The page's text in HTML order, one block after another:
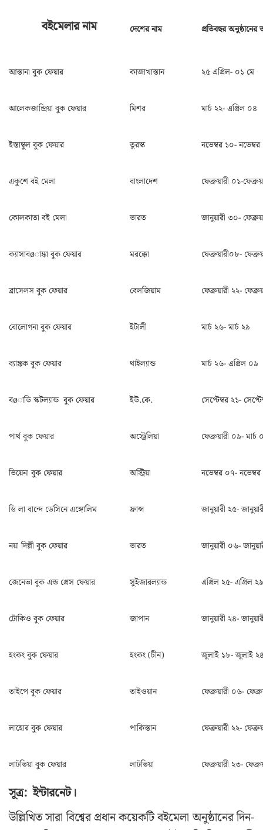
বইমেলারনাম দেশেরনাম প্রতিবছরঅনুষ্ঠানের
আস্তানা বুক ফেয়ার কাজাখাস্তান ২৫ এপ্রিল- ০১ মে
আলেকজান্দ্রিয়া বুক ফেয়ার মিশর মার্চ ২২- এপ্রিল ০৪
ইস্তাম্বুল বুক ফেয়ার তুরস্ক নভেম্বর ১০-
একুশে বই মেলা বাংলাদেশ ফেব্রুয়ারী ০১-
কোলকাতা বই মেলা ভারত জানুয়ারী ৩০-
ক্যাসাবøাঙ্কা বুক ফেয়ার মরক্কো ফেব্রুয়ারী০৮-
ব্রাসেলস বুক ফেয়ার বেলজিয়াম ফেব্রুয়ারী ২২-
বোলোগনা বুক ফেয়ার ইটালী মার্চ ২৬- মার্চ ২৯
ব্যাঙ্কক বুক ফেয়ার থাইল্যান্ড মার্চ ২৬- এপ্রিল ০৯
বøাডি স্কটল্যান্ড বুক ফেয়ার ইউ.কে. সেপ্টেম্বর ২১-
পার্থ বুক ফেয়ার অস্ট্রেলিয়া ফেব্রুয়ারী ০৯- মার্চ
ভিয়েনা বুক ফেয়ার অস্ট্রিয়া নভেম্বর ০৭-
ডি লা বান্দে ডেসিনে এঙ্গোলিম ফ্রান্স জানুয়ারী ২৫-
নয়া দিল্লী বুক ফেয়ার ভারত জানুয়ারী ০৬-
জেনেভা বুক এন্ড প্রেস ফেয়ার সুইজারল্যান্ড এপ্রিল ২৫- এপ্রিল ২৯
টোকিও বুক ফেয়ার জাপান জানুয়ারী ২৪-
হংকং বুক ফেয়ার হংকং (চীন) জুলাই ১৮- জুলাই
তাইপে বুক ফেয়ার তাইওয়ান ফেব্রুয়ারী ০৬-
লাহোর বুক ফেয়ার পাকিস্তান ফেব্রুয়ারী ২২-
লাটভিয়া বুক ফেয়ার লাটভিয়া ফেব্রুয়ারী ২৩-
সূত্র:ইন্টারনেট।
উল্লিখিত সারা বিশ্বের প্রধান কয়েকটি বইমেলা অনুষ্ঠানের দিন-